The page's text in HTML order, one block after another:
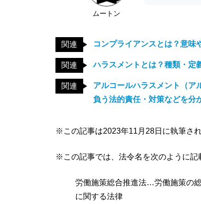
ムートン
関連 コンプライアンスとは？意味
関連 ハラスメントとは？種類・定
関連
アルコールハラスメント（ア
負う法的責任・対策などを分
※この記事は2023年11月28日に執筆さ
※この記事では、法令名を次のように記
労働施策総合推進法…労働施策の
に関する法律